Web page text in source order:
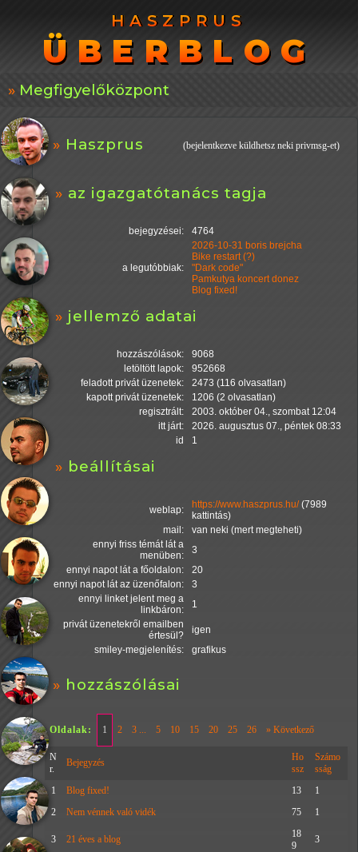
HASZPRUS
ÜBERBLOG
HASZPRUS
ÜBERBLOG
Megfigyelőközpont
Haszprus (bejelentkezve küldhetsz neki privmsg-et)
az igazgatótanács tagja
bejegyzései: 4764
a legutóbbiak:
2026-10-31 boris brejcha
Bike restart (?)
"Dark code"
Pamkutya koncert donez
Blog fixed!
jellemző adatai
hozzászólások:
9068
letöltött lapok:
952668
feladott privát üzenetek:
2473 (116 olvasatlan)
kapott privát üzenetek:
1206 (2 olvasatlan)
regisztrált:
2003. október 04., szombat 12:04
itt járt:
2026. augusztus 07., péntek 08:33
id
1
beállításai
weblap: https://www.haszprus.hu/(7989
kattintás)
mail:
van neki (mert megteheti)
ennyi friss témát lát a
menüben:
3
ennyi napot lát a főoldalon:
20
ennyi napot lát az üzenőfalon:
3
ennyi linket jelent meg a
linkbáron:
1
privát üzenetekről emailben
értesül?
igen
smiley-megjelenítés:
grafikus
hozzászólásai
Oldalak: 1 2 3 ... 5 10 15 20 25 26 » Következő
N
r.
Bejegyzés
Ho
ssz
Számo
sság
1
Blog fixed! 13
1
2
Nem vénnek való vidék 75 1
3 21 éves a blog
18
9
3